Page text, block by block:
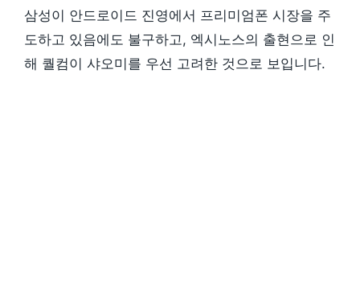
삼성이 안드로이드 진영에서 프리미엄폰 시장을 주
도하고 있음에도 불구하고, 엑시노스의 출현으로 인
해 퀄컴이 샤오미를 우선 고려한 것으로 보입니다.